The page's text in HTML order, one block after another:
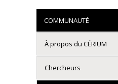
COMMUNAUTÉ
À propos du CÉRIUM
Chercheurs